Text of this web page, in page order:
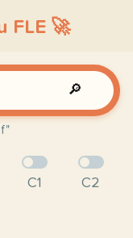
FLE 🚀
🔎
C1 C2